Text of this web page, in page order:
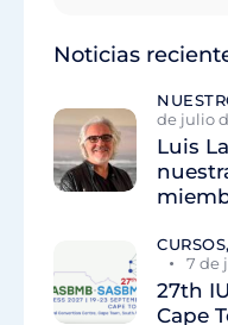
Noticias
de julio
Luis
7 de
27th
Cape